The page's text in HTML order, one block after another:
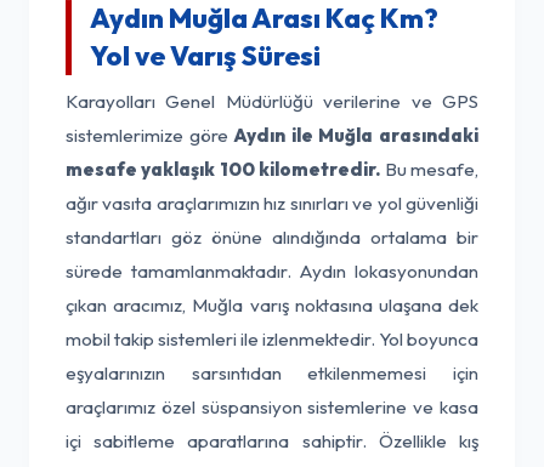
Aydın Muğla Arası Kaç Km?
Yol ve Varış Süresi
Karayolları Genel Müdürlüğü verilerine ve GPS
sistemlerimize göreAydın ile Muğla arasındaki
mesafe yaklaşık 100 kilometredir. Bu mesafe,
ağır vasıta araçlarımızın hız sınırları ve yol güvenliği
standartları göz önüne alındığında ortalama bir
sürede tamamlanmaktadır. Aydın lokasyonundan
çıkan aracımız, Muğla varış noktasına ulaşana dek
mobil takip sistemleri ile izlenmektedir. Yol boyunca
eşyalarınızın sarsıntıdan etkilenmemesi için
araçlarımız özel süspansiyon sistemlerine ve kasa
içi sabitleme aparatlarına sahiptir. Özellikle kış